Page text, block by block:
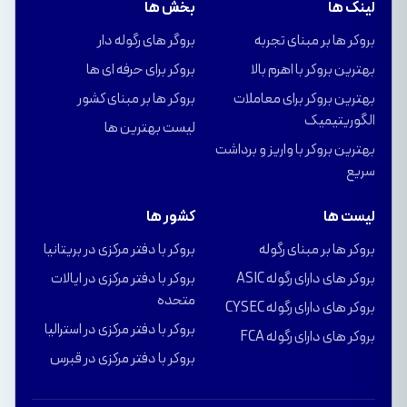
لینک ها
بروکر ها بر مبنای تجربه
بهترین بروکر با اهرم بالا
بهترین بروکر برای معاملات
الگوریتیمیک
بهترین بروکر با واریز و برداشت
سریع
بخش ها
بروگر های رگوله دار
بروکر برای حرفه ای ها
بروکر ها بر مبنای کشور
لیست بهترین ها
لیست ها
بروکر ها بر مبنای رگوله
بروکر های دارای رگوله ASIC
بروکر های دارای رگوله CYSEC
بروکر های دارای رگوله FCA
کشور ها
بروکر با دفتر مرکزی در بریتانیا
بروکر با دفتر مرکزی در ایالات
متحده
بروکر با دفتر مرکزی در استرالیا
بروکر با دفتر مرکزی در قبرس